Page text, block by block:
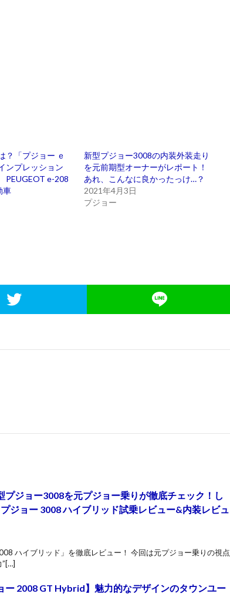
？「プジョー ｅ
ンプレッション
PEUGEOT e-208
車
新型プジョー3008の内装外装走り
を元前期型オーナーがレポート！
あれ、こんなに良かったっけ…？
2021年4月3日
プジョー
プジョー3008を元プジョー乗りが徹底チェック！し
ジョー 3008 ハイブリッド試乗レビュー&内装レビュ
ハイブリッド」を徹底レビュー！ 今回は元プジョー乗りの視点
”[…]
ー 2008 GT Hybrid】魅力的なデザインのタウンユー